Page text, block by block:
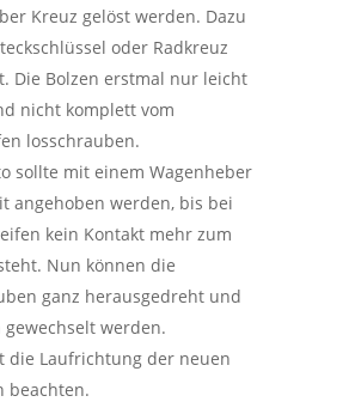
Kreuz gelöst werden. Dazu
oder Radkreuz
Die Bolzen erstmal nur leicht
nicht komplett vom
losschrauben.
sollte mit einem Wagenheber
angehoben werden, bis bei
kein Kontakt mehr zum
Nun können die
ganz herausgedreht und
gewechselt werden.
die Laufrichtung der neuen
beachten.